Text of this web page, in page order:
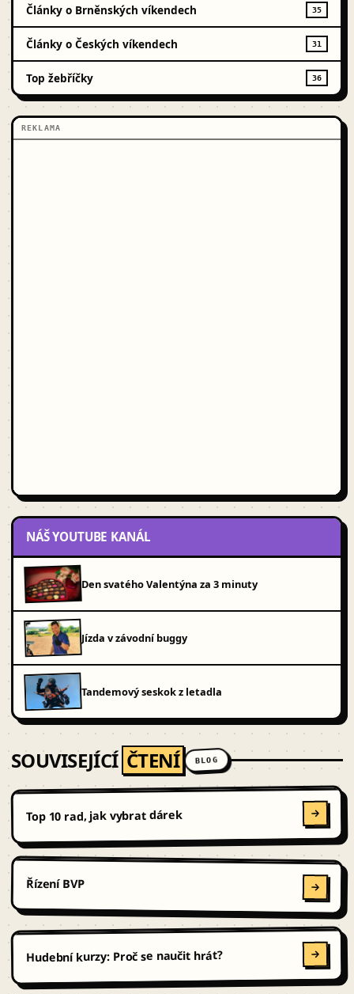
Články o Brněnských víkendech 35
Články o Českých víkendech 31
Top žebříčky 36
REKLAMA
NÁŠ YOUTUBE KANÁL
Den svatého Valentýna za 3 minuty
Jízda v závodní buggy
Tandemový seskok z letadla
SOUVISEJÍCÍ ČTENÍ BLOG
Top 10 rad, jak vybrat dárek
Řízení BVP
Hudební kurzy: Proč se naučit hrát?